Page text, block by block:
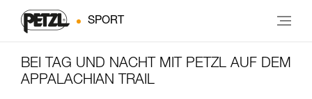
SPORT
BEI TAG UND NACHT MIT PETZL AUF DEM
APPALACHIAN TRAIL